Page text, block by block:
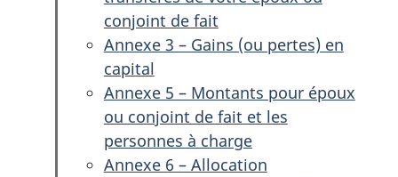
conjoint de fait
Annexe 3 – Gains (ou pertes) en
capital
Annexe 5 – Montants pour époux
ou conjoint de fait et les
personnes à charge
Annexe 6 – Allocation